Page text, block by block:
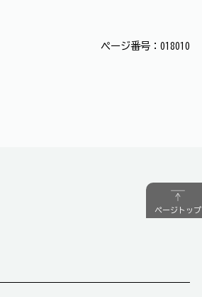
ページ番号：018010
ページトップ